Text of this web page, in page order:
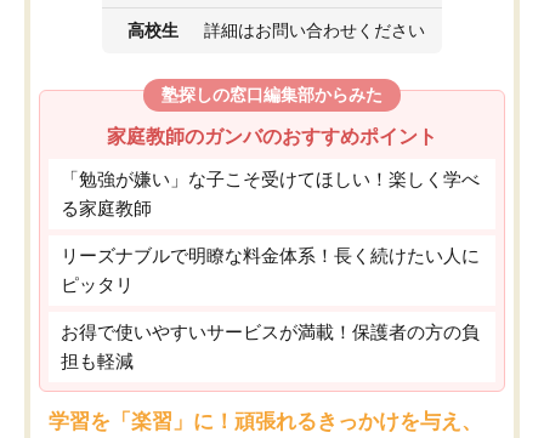
高校生 詳細はお問い合わせください
塾探しの窓口編集部からみた
家庭教師のガンバのおすすめポイント
「勉強が嫌い」な子こそ受けてほしい！楽しく学べ
る家庭教師
リーズナブルで明瞭な料金体系！長く続けたい人に
ピッタリ
お得で使いやすいサービスが満載！保護者の方の負
担も軽減
学習を「楽習」に！頑張れるきっかけを与え、